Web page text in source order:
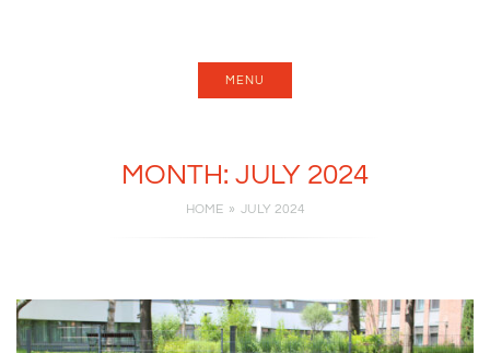
MENU
MONTH: JULY 2024
HOME JULY 2024